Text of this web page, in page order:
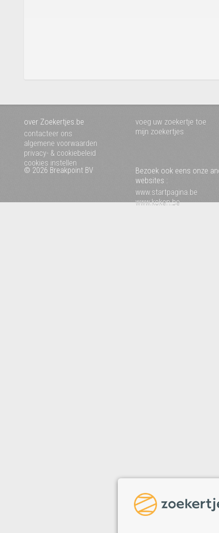
over Zoekertjes.be
contacteer ons
algemene voorwaarden
privacy- & cookiebeleid
cookies instellen
voeg uw zoekertje toe
mijn zoekertjes
© 2026 Breakpoint BV
Bezoek ook eens onze
websites :
www.startpagina.be
www.koken.be